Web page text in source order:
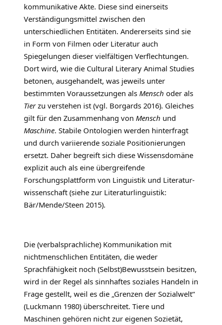
kommunikative Akte. Diese sind einerseits
Verständigungsmittel zwischen den
unterschiedlichen Entitäten. Andererseits sind sie
in Form von Filmen oder Literatur auch
Spiegelungen dieser vielfältigen Verflechtungen.
Dort wird, wie die Cultural Literary Animal Studies
betonen, ausgehandelt, was jeweils unter
bestimmten Voraussetzungen als Mensch oder als
Tierzu verstehen ist (vgl. Borgards 2016). Gleiches
gilt für den Zusammenhang von Mensch und
Maschine. Stabile Ontologien werden hinterfragt
und durch variierende soziale Positionierungen
ersetzt. Daher begreift sich diese Wissensdomäne
explizit auch als eine übergreifende
Forschungsplattform von Linguistik und Literatur­
wissenschaft (siehe zur Literaturlinguistik:
Bär/Mende/Steen 2015).
Die (verbalsprachliche) Kommunikation mit
nichtmenschlichen Entitäten, die weder
Sprachfähigkeit noch (Selbst)Bewusstsein besitzen,
wird in der Regel als sinnhaftes soziales Handeln in
Frage gestellt, weil es die „Grenzen der Sozialwelt“
(Luckmann 1980) überschreitet. Tiere und
Maschinen gehören nicht zur eigenen Sozietät,